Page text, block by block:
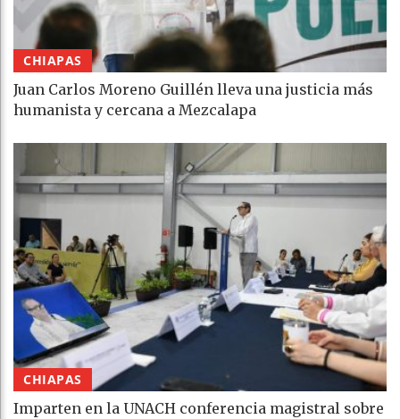
CHIAPAS
Juan Carlos Moreno Guillén lleva una justicia más
humanista y cercana a Mezcalapa
CHIAPAS
Imparten en la UNACH conferencia magistral sobre